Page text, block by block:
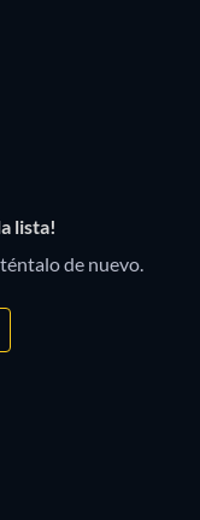
lista!
de nuevo.